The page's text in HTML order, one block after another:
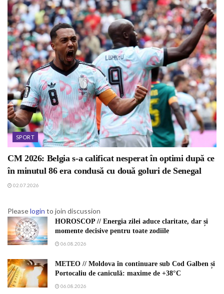
SPORT
CM 2026: Belgia s-a calificat nesperat în optimi după ce
în minutul 86 era condusă cu două goluri de Senegal
02.07.2026
Pleaselogin to join discussion
HOROSCOP // Energia zilei aduce claritate, dar și
momente decisive pentru toate zodiile
06.08.2026
METEO // Moldova în continuare sub Cod Galben și
Portocaliu de caniculă: maxime de +38°C
06.08.2026